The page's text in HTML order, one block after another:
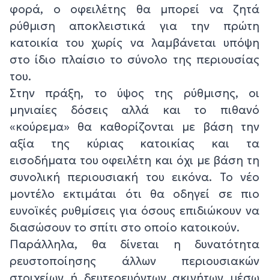
φορά, ο οφειλέτης θα μπορεί να ζητά
ρύθμιση αποκλειστικά για την πρώτη
κατοικία του χωρίς να λαμβάνεται υπόψη
στο ίδιο πλαίσιο το σύνολο της περιουσίας
του.
Στην πράξη, το ύψος της ρύθμισης, οι
μηνιαίες δόσεις αλλά και το πιθανό
«κούρεμα» θα καθορίζονται με βάση την
αξία της κύριας κατοικίας και τα
εισοδήματα του οφειλέτη και όχι με βάση τη
συνολική περιουσιακή του εικόνα. Το νέο
μοντέλο εκτιμάται ότι θα οδηγεί σε πιο
ευνοϊκές ρυθμίσεις για όσους επιδιώκουν να
διασώσουν το σπίτι στο οποίο κατοικούν.
Παράλληλα, θα δίνεται η δυνατότητα
ρευστοποίησης άλλων περιουσιακών